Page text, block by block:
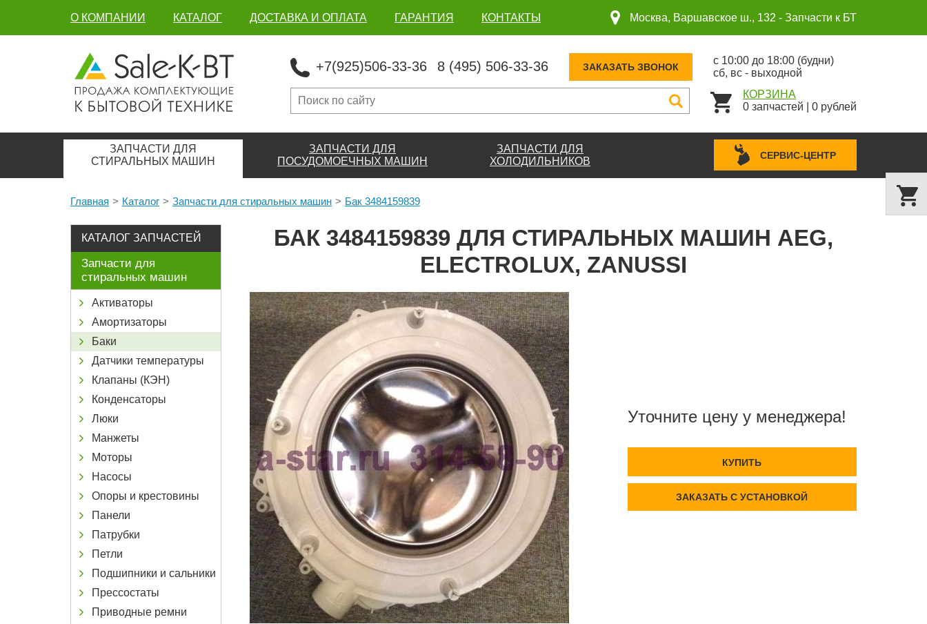
О КОМПАНИИ КАТАЛОГ ДОСТАВКА И ОПЛАТА ГАРАНТИЯ КОНТАКТЫ Москва, Варшавское ш., 132 - Запчасти к БТ
+7(925)506-33-36 8 (495) 506-33-36 ЗАКАЗАТЬ ЗВОНОК
с 10:00 до 18:00 (будни)
сб, вс - выходной
КОРЗИНА
0 запчастей 0 рублей
ЗАПЧАСТИ ДЛЯ
СТИРАЛЬНЫХ МАШИН
ЗАПЧАСТИ ДЛЯ
ПОСУДОМОЕЧНЫХ МАШИН
ЗАПЧАСТИ ДЛЯ
ХОЛОДИЛЬНИКОВ
СЕРВИС-ЦЕНТР
Главная Каталог Запчасти для стиральных машин Бак 3484159839
КАТАЛОГ ЗАПЧАСТЕЙ
Запчасти для
стиральных машин
Активаторы
Амортизаторы
Баки
Датчики температуры
Клапаны (КЭН)
Конденсаторы
Люки
Манжеты
Моторы
Насосы
Опоры и крестовины
Панели
Патрубки
Петли
Подшипники и сальники
Прессостаты
Приводные ремни
БАК 3484159839 ДЛЯ СТИРАЛЬНЫХ МАШИН AEG,
ELECTROLUX, ZANUSSI
Уточните цену у менеджера!
КУПИТЬ
ЗАКАЗАТЬ С УСТАНОВКОЙ